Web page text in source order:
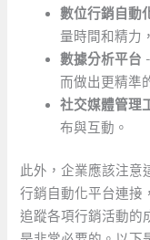
數位行銷自動
量時間和精力
數據分析平台
而做出更精準
社交媒體管理
布與互動。
此外，企業應該注意
行銷自動化平台連接
追蹤各項行銷活動的